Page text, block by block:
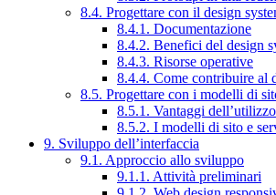
8.4. Progettare con il design
8.4.1. Documentazione
8.4.2. Benefici del design
8.4.3. Risorse operative
8.4.4. Come contribuire al
8.5. Progettare con i modelli di
8.5.1. Vantaggi
8.5.2. I modelli di sito e
9. Sviluppo dell’interfaccia
9.1. Approccio allo sviluppo
9.1.1. Attività preliminari